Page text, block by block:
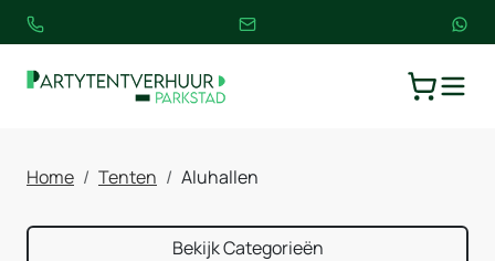
Home Tenten Aluhallen
Bekijk Categorieën